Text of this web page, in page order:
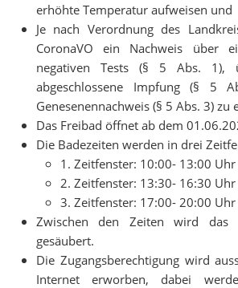
erhöhte Temperatur aufweisen und
Je nach Verordnung des
CoronaVO ein Nachweis über
negativen Tests (§ 5 Abs. 1),
abgeschlossene Impfung (§ 5
Genesenennachweis (§ 5 Abs. 3) zu
Das Freibad öffnet ab dem
Die Badezeiten werden in drei
1. Zeitfenster: 10:00- 13:00 Uhr
2. Zeitfenster: 13:30- 16:30 Uhr
3. Zeitfenster: 17:00- 20:00 Uhr
Zwischen den Zeiten wird das
gesäubert.
Die Zugangsberechtigung wird
Internet erworben, dabei